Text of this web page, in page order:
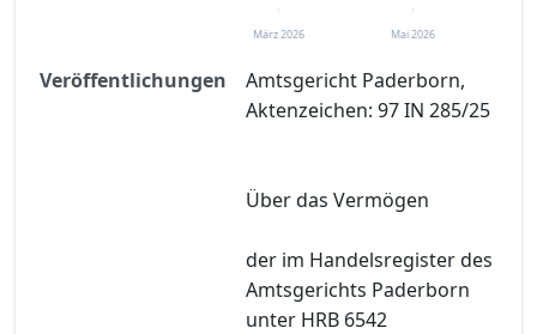
März 2026 Mai 2026
Veröffentlichungen
Amtsgericht Paderborn,
Aktenzeichen: 97 IN 285/25
Über das Vermögen
der im Handelsregister des
Amtsgerichts Paderborn
unter HRB 6542